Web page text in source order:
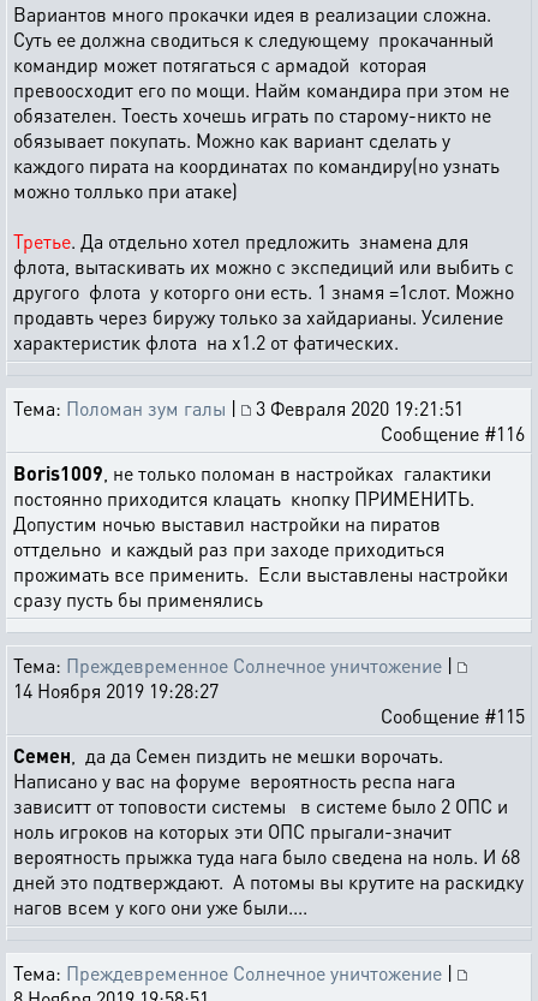
Вариантов много прокачки идея в реализации сложна.
Суть ее должна сводиться к следующему прокачанный
командир может потягаться с армадой которая
превоосходит его по мощи. Найм командира при этом не
обязателен. Тоесть хочешь играть по старому-никто не
обязывает покупать. Можно как вариант сделать у
каждого пирата на координатах по командиру(но узнать
можно толлько при атаке)
Третье. Да отдельно хотел предложить знамена для
флота, вытаскивать их можно с экспедиций или выбить с
другого флота у которго они есть. 1 знамя =1слот. Можно
продавть через биружу только за хайдарианы. Усиление
характеристик флота на х1.2 от фатических.
Тема: Поломан зум галы |
3 Февраля 2020 19:21:51
Сообщение #116
Boris1009 , не только поломан в настройках галактики
постоянно приходится клацать кнопку ПРИМЕНИТЬ.
Допустим ночью выставил настройки на пиратов
оттдельно и каждый раз при заходе приходиться
прожимать все применить. Если выставлены настройки
сразу пусть бы применялись
Тема: Преждевременное Солнечное уничтожение |
14 Ноября 2019 19:28:27
Сообщение #115
Семен , да да Семен пиздить не мешки ворочать.
Написано у вас на форуме вероятность респа нага
зависитт от топовости системы в системе было 2 ОПС и
ноль игроков на которых эти ОПС прыгали-значит
вероятность прыжка туда нага было сведена на ноль. И 68
дней это подтверждают. А потомы вы крутите на раскидку
нагов всем у кого они уже были....
Тема: Преждевременное Солнечное уничтожение |